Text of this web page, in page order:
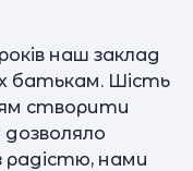
наш заклад
батькам. Шість
створити
радістю, нами